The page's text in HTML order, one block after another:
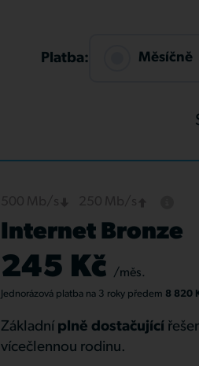
Platba: Měsíčně
Internet Bronze
245 Kč /měs.
Jednorázová platba na 3 rokypředem 8 820
Základní plně dostačující
vícečlennou rodinu.